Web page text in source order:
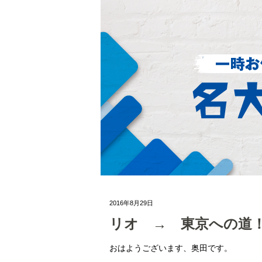
2016年8月29日
リオ → 東京への道
おはようございます、奥田です。